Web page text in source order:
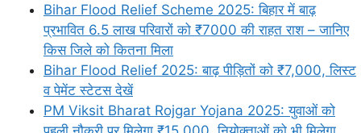
Bihar Flood Relief Scheme 2025: बिहार में बाढ़
प्रभावित 6.5 लाख परिवारों को ₹7000 की राहत राश – जानिए
किस जिले को कितना मिला
Bihar Flood Relief 2025: बाढ़ पीड़ितों को ₹7,000, लिस्ट
व पेमेंट स्टेटस देखें
PM Viksit Bharat Rojgar Yojana 2025: युवाओं को